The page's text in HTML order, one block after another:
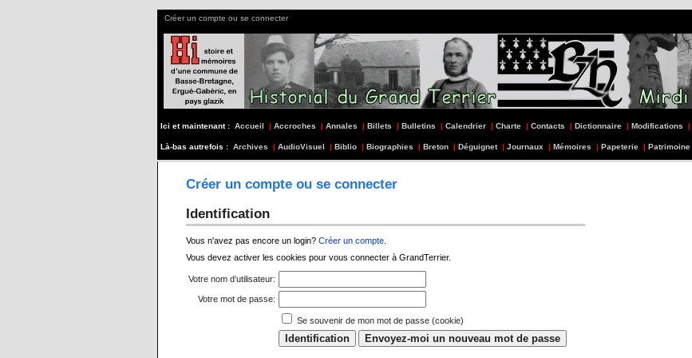
Créer un compte ou se connecter
Ici et maintenant : Accueil | Accroches | Annales | Billets | Bulletins | Calendrier | Charte | Contacts | Dictionnaire | Modifications |
Là-bas autrefois : Archives | AudioVisuel | Biblio | Biographies | Breton | Déguignet | Journaux | Mémoires | Papeterie | Patrimoine
Créer un compte ou se connecter
Identification
Vous n'avez pas encore un login? Créer un compte
Vous devez activer les cookies pour vous connecter à GrandTerrier.
Votre nom d’utilisateur:
Votre mot de passe:
Se souvenir de mon mot de passe (cookie)